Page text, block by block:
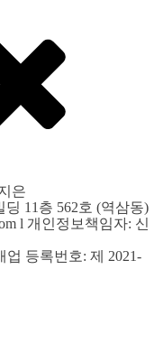
은
11층 562호 (역삼동)
l 개인정보책임자: 신
업 등록번호: 제 2021-